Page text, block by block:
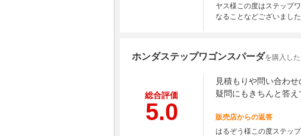
ヤス様この度はステップ
なることなどございまし
ホンダステップワゴンスパーダを購入し
総合評価
5.0
見積もりや問い合わ
疑問にもきちんと答
販売店からの返答
はるぞう様この度ステッ